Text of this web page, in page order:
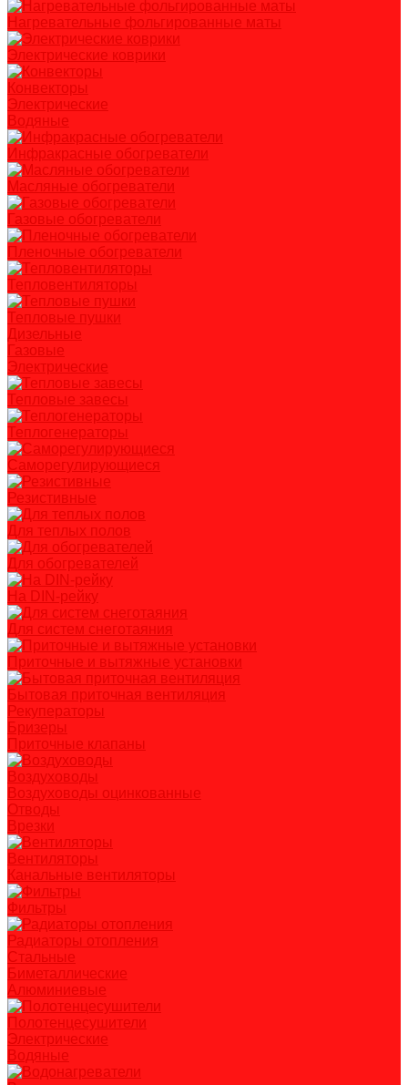
Нагревательные фольгированные маты
Электрические коврики
Конвекторы
Электрические
Водяные
Инфракрасные обогреватели
Масляные обогреватели
Газовые обогреватели
Пленочные обогреватели
Тепловентиляторы
Тепловые пушки
Дизельные
Газовые
Электрические
Тепловые завесы
Теплогенераторы
Саморегулирующиеся
Резистивные
Для теплых полов
Для обогревателей
На DIN-рейку
Для систем снеготаяния
Приточные и вытяжные установки
Бытовая приточная вентиляция
Рекуператоры
Бризеры
Приточные клапаны
Воздуховоды
Воздуховоды оцинкованные
Отводы
Врезки
Вентиляторы
Канальные вентиляторы
Фильтры
Радиаторы отопления
Стальные
Биметаллические
Алюминиевые
Полотенцесушители
Электрические
Водяные